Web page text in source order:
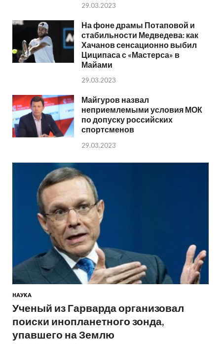
29.03.2023
На фоне драмы Потаповой и
стабильности Медведева: как
Хачанов сенсационно выбил
Циципаса с «Мастерса» в
Майами
29.03.2023
Майгуров назвал
неприемлемыми условия МОК
по допуску российских
спортсменов
29.03.2023
НАУКА
Ученый из Гарварда организовал
поиски инопланетного зонда,
упавшего на Землю